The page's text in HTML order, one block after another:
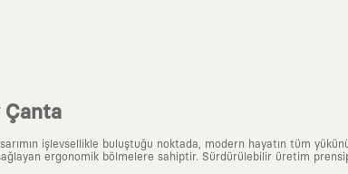
Çanta
işlevsellikle buluştuğu noktada, modern hayatın tüm
ergonomik bölmelere sahiptir. Sürdürülebilir üretim